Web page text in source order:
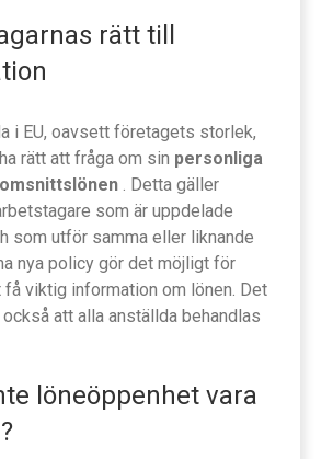
rätt till
i EU, oavsett företagets storlek,
rätt att fråga om sin personliga
. Detta gäller
som är uppdelade
som utför samma eller liknande
nya policy gör det möjligt för
få viktig information om lönen. Det
att alla anställda behandlas
löneöppenhet vara